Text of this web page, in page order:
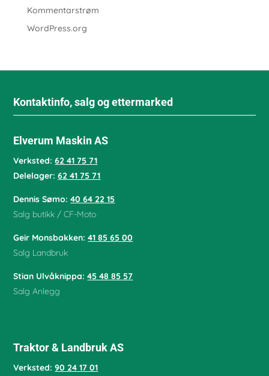
Kommentarstrøm
WordPress.org
Kontaktinfo, salg og ettermarked
Elverum Maskin AS
Verksted:62 41 75 71
Delelager:62 41 75 71
Dennis Sømo:40 64 22 15
Salg butikk / CF-Moto
Geir Monsbakken:41 85 65 00
Salg Landbruk
Stian Ulvåknippa:45 48 85 57
Salg Anlegg
Traktor & Landbruk AS
Verksted:90 24 17 01